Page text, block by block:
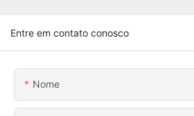
Entre em contato conosco
Nome